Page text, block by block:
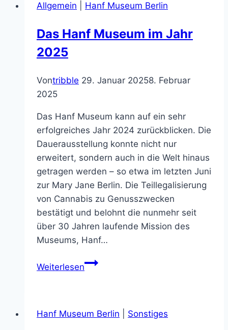
über
Feiertage
Allgemein Hanf Museum Berlin
Das Hanf Museum im Jahr
2025
Vontribble 29. Januar 20258. Februar
2025
Das Hanf Museum kann auf ein sehr
erfolgreiches Jahr 2024 zurückblicken. Die
Dauerausstellung konnte nicht nur
erweitert, sondern auch in die Welt hinaus
getragen werden – so etwa im letzten Juni
zur Mary Jane Berlin. Die Teillegalisierung
von Cannabis zu Genusszwecken
bestätigt und belohnt die nunmehr seit
über 30 Jahren laufende Mission des
Museums, Hanf…
WeiterlesenDas
Jahr
Hanf Museum Berlin Sonstiges